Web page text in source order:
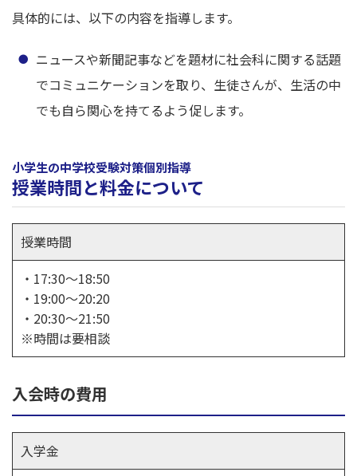
具体的には、以下の内容を指導します。
ニュースや新聞記事などを題材に社会科に関する話題
でコミュニケーションを取り、生徒さんが、生活の中
でも自ら関心を持てるよう促します。
小学生の中学校受験対策個別指導
授業時間と料金について
授業時間
・17:30～18:50
・19:00～20:20
・20:30～21:50
※時間は要相談
入会時の費用
入学金